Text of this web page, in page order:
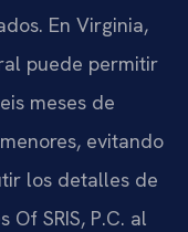
En Virginia,
puede permitir
meses de
evitando
los detalles de
Of SRIS, P.C. al